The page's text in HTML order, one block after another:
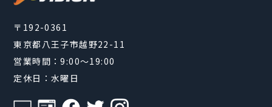
〒192-0361
東京都八王子市越野22-11
営業時間：9:00～19:00
定休日：水曜日